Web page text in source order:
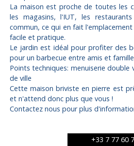
La maison est proche de toutes les
les magasins, l'IUT, les
commun, ce qui en fait
facile et pratique.
Le jardin est idéal pour profiter des
pour un barbecue entre amis et
Points techniques: menuiserie double
de ville
Cette maison briviste en pierre est
et n'attend donc plus que vous !
Contactez nous pour plus
+33 7 77 60